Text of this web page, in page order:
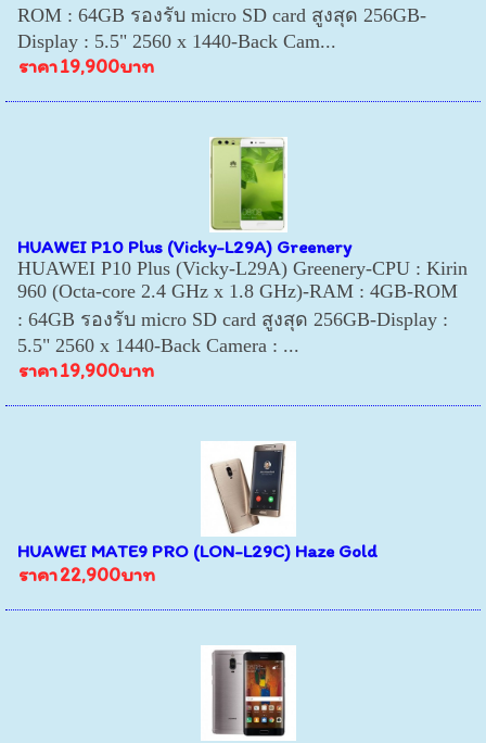
ROM : 64GB รองรับ micro SD card สูงสุด 256GB-
Display : 5.5" 2560 x 1440-Back Cam...
ราคา19,900บาท
HUAWEI P10 Plus (Vicky-L29A) Greenery
HUAWEI P10 Plus (Vicky-L29A) Greenery-CPU : Kirin
960 (Octa-core 2.4 GHz x 1.8 GHz)-RAM : 4GB-ROM
: 64GB รองรับ micro SD card สูงสุด 256GB-Display :
5.5" 2560 x 1440-Back Camera : ...
ราคา19,900บาท
HUAWEI MATE9 PRO (LON-L29C) Haze Gold
ราคา22,900บาท